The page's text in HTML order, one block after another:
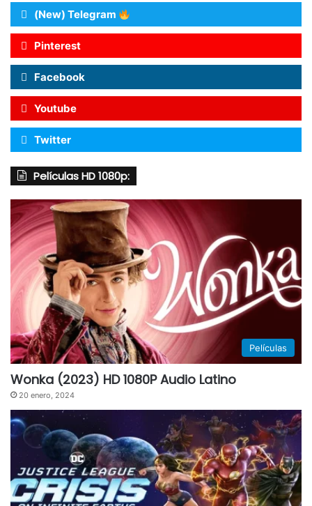
(New) Telegram
Pinterest
Facebook
Youtube
Twitter
Películas HD 1080p:
Películas
Wonka (2023) HD 1080P Audio Latino
20 enero, 2024